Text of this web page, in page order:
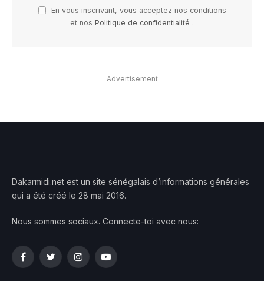
En vous inscrivant, vous acceptez nos conditions
et nos Politique de confidentialité .
Advertisement
Dakarmidi.net est un site sénégalais d’informations générales
qui a été créé le 28 mai 2016.
Nous sommes sociaux. Connecte-toi avec nous:
FacebookTwitterInstagramYouTube